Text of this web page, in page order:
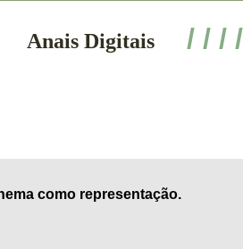
Anais Digitais / / /
como representação.